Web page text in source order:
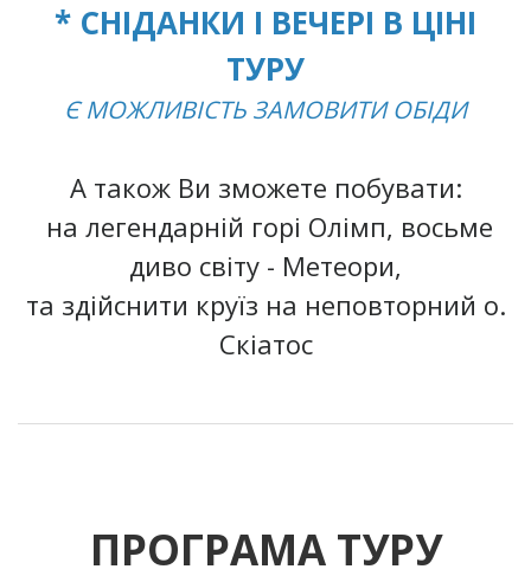
* СНІДАНКИ І ВЕЧЕРІ В ЦІНІ
ТУРУ
Є МОЖЛИВІСТЬ ЗАМОВИТИ ОБІДИ
А також Ви зможете побувати:
на легендарній горі Олімп, восьме
диво світу - Метеори,
та здійснити круїз на неповторний о.
Скіатос
ПРОГРАМА ТУРУ